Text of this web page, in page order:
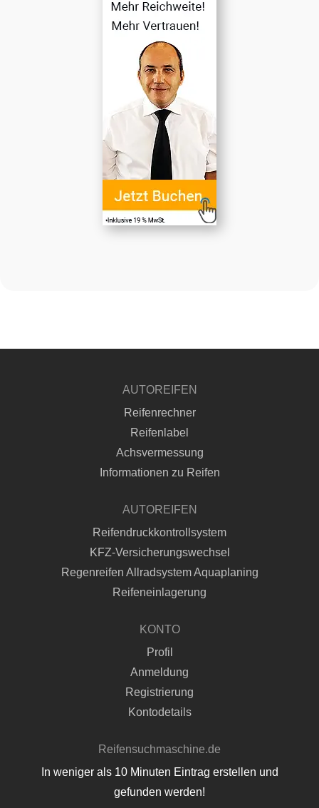
AUTOREIFEN
Reifenrechner
Reifenlabel
Achsvermessung
Informationen zu Reifen
AUTOREIFEN
Reifendruckkontrollsystem
KFZ-Versicherungswechsel
Regenreifen Allradsystem Aquaplaning
Reifeneinlagerung
KONTO
Profil
Anmeldung
Registrierung
Kontodetails
Reifensuchmaschine.de
In weniger als 10 Minuten Eintrag erstellen und
gefunden werden!